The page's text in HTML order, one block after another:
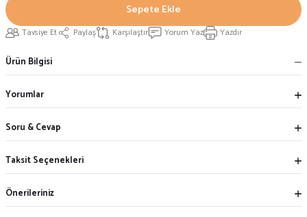
Sepete Ekle
Tavsiye Et Paylaş Karşılaştır Yorum Yaz Yazdır
Ürün Bilgisi
Yorumlar
Soru & Cevap
Taksit Seçenekleri
Önerileriniz